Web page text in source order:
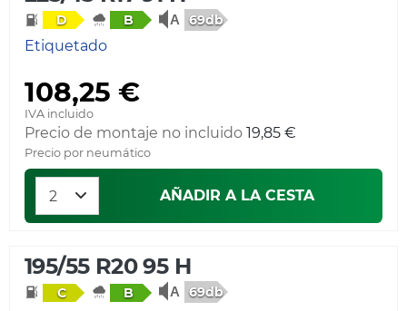
D B 69db
Etiquetado
108,25 €
IVA incluido
Precio de montaje no incluido 19,85 €
Precio por neumático
AÑADIR A LA CESTA
195/55 R20 95 H
C B 69db